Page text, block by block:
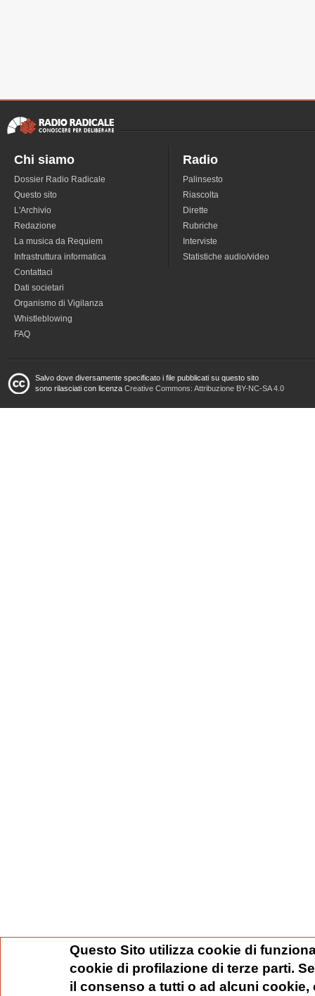
Chi siamo
Dossier Radio Radicale
Questo sito
L'Archivio
Redazione
La musica da Requiem
Infrastruttura informatica
Contattaci
Dati societari
Organismo di Vigilanza
Whistleblowing
FAQ
Radio
Palinsesto
Riascolta
Dirette
Rubriche
Interviste
Statistiche audio/video
Salvo dove diversamente specificato i file pubblicati su questo sito
sono rilasciati con licenza Creative Commons: Attribuzione BY-NC-SA 4.0
Questo Sito utilizza cookie di
cookie di profilazione di terze parti.
il consenso a tutti o ad alcuni